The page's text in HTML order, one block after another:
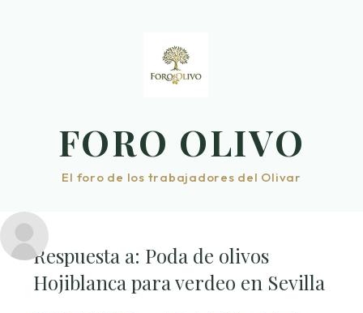
FORO OLIVO
El foro de los trabajadores del Olivar
Respuesta a: Poda de olivos
Hojiblanca para verdeo en Sevilla